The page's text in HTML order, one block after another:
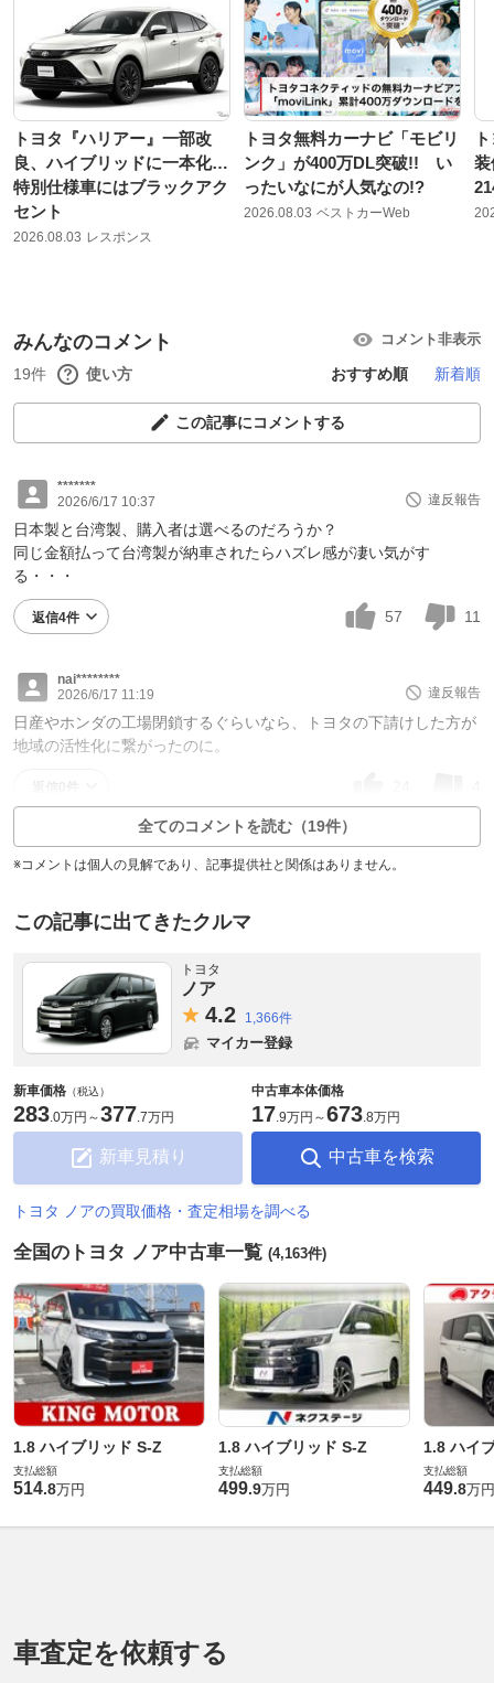
トヨタ『ハリアー』一部改
良、ハイブリッドに一本化…
特別仕様車にはブラックアク
セント
2026.08.03 レスポンス
トヨタ無料カーナビ「モビリ
ンク」が400万DL突破!! い
ったいなにが人気なの!?
2026.08.03 ベストカーWeb
装
みんなのコメント コメント非表示
19件 使い方 おすすめ順 新着順
この記事にコメントする
*******
2026/6/17 10:37
違反報告
日本製と台湾製、購入者は選べるのだろうか？
同じ金額払って台湾製が納車されたらハズレ感が凄い気がす
る・・・
返信4件 57 11
nai********
2026/6/17 11:19
違反報告
日産やホンダの工場閉鎖するぐらいなら、トヨタの下請けした方が
地域の活性化に繋がったのに。
全てのコメントを読む（19件）
※コメントは個人の見解であり、記事提供社と関係はありません。
この記事に出てきたクルマ
トヨタ
ノア
4.2 1,366件
マイカー登録
新車価格 （税込）
283.0万円 ～377.7万円
新車見積り
中古車本体価格
17.9万円 ～673.8万円
中古車を検索
トヨタ ノアの買取価格・査定相場を調べる
全国のトヨタ ノア中古車一覧 (4,163件)
1.8 ハイブリッド S-Z
支払総額
514.8万円
1.8 ハイブリッド S-Z
支払総額
499.9万円
1.8 ハイ
支払総額
449.8万円
車査定を依頼する